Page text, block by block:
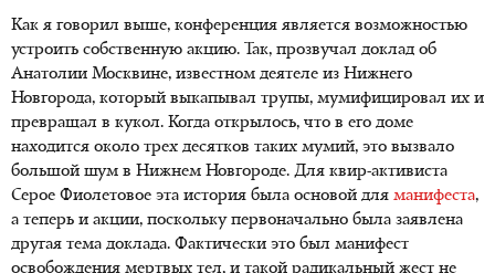
Как я говорил выше, конференция является возможностью
устроить собственную акцию. Так, прозвучал доклад об
Анатолии Москвине, известном деятеле из Нижнего
Новгорода, который выкапывал трупы, мумифицировал их и
превращал в кукол. Когда открылось, что в его доме
находится около трех десятков таких мумий, это вызвало
большой шум в Нижнем Новгороде. Для квир-активиста
Серое Фиолетовое эта история была основой для манифеста,
а теперь и акции, поскольку первоначально была заявлена
другая тема доклада. Фактически это был манифест
освобождения мертвых тел, и такой радикальный жест не